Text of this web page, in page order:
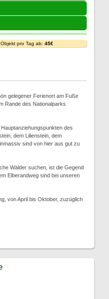
Objekt pro Tag ab: 45€
gelegener Ferienort am Fuße
Rande des Nationalparks
des
dem Lilienstein, dem
sind von hier aus gut zu
Wälder suchen, ist die Gegend
Elberandweg sind bei unseren
von April bis Oktober, zuzüglich